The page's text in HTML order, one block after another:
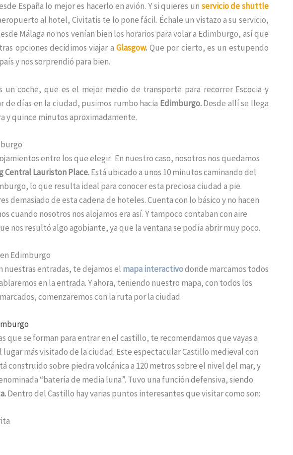
España lo mejor es hacerlo en avión. Y si quieres un servicio de shuttle
al hotel, Civitatis te lo pone fácil. Échale un vistazo a su servicio,
Málaga no nos venían bien los horarios para volar a Edimburgo, así que
opciones decidimos viajar aGlasgow. Que por cierto, es un estupendo
y nos sorprendió para bien.
un coche, que es el mejor medio de transporte para recorrer Escocia y
de días en la ciudad, pusimos rumbo hacia Edimburgo.Desde allí se llega
y quince minutos aproximadamente.
entre los que elegir. En nuestro caso, nosotros nos quedamos
Central Lauriston Place.Está ubicado a unos 10 minutos caminando del
lo que resulta ideal para conocer esta preciosa ciudad a pie.
demasiado de esta cadena de hoteles. Cuenta con lo básico y no hacen
cuando nosotros nos alojamos era así. Y tampoco contaban con aire
nos resultó algo agobiante, ya que la ventana se podía abrir muy poco.
Edimburgo
nuestras entradas, te dejamos el mapa interactivodonde marcamos todos
en la entrada. Y ahora, teniendo nuestro mapa, con todos los
comenzaremos con la ruta por la ciudad.
que se forman para entrar en el castillo, te recomendamos que vayas a
lugar más visitado de la ciudad. Este espectacular Castillo medieval con
construido sobre piedra volcánica a 120 metros sobre el nivel del mar, y
“batería de media luna”. Tuvo una función defensiva, siendo
Dentro del Castillo hay varias puntos interesantes que visitar como son: